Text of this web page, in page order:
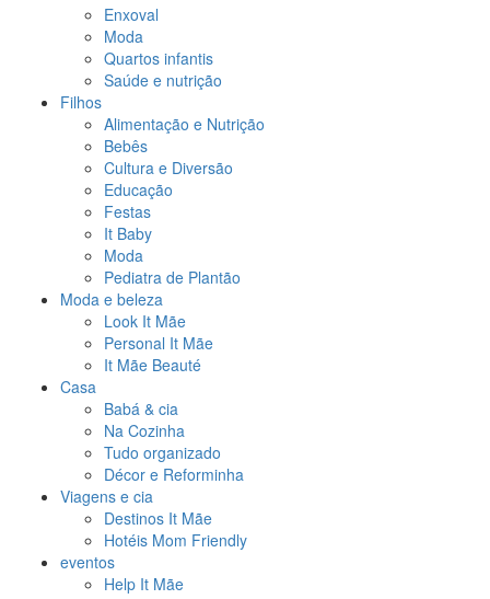
Enxoval
Moda
Quartos infantis
Saúde e nutrição
Filhos
Alimentação e Nutrição
Bebês
Cultura e Diversão
Educação
Festas
It Baby
Moda
Pediatra de Plantão
Moda e beleza
Look It Mãe
Personal It Mãe
It Mãe Beauté
Casa
Babá & cia
Na Cozinha
Tudo organizado
Décor e Reforminha
Viagens e cia
Destinos It Mãe
Hotéis Mom Friendly
eventos
Help It Mãe